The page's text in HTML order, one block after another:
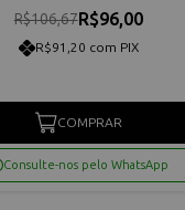
R$106,67R$96,00
R$91,20 com PIX
COMPRAR
Consulte-nos pelo WhatsApp